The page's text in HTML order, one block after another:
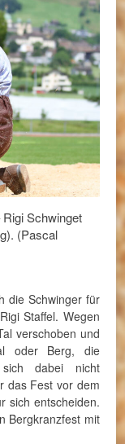
Schwinget
(Pascal
die Schwinger für
Staffel. Wegen
verschoben und
oder Berg, die
sich dabei nicht
das Fest vor dem
sich entscheiden.
Bergkranzfest mit